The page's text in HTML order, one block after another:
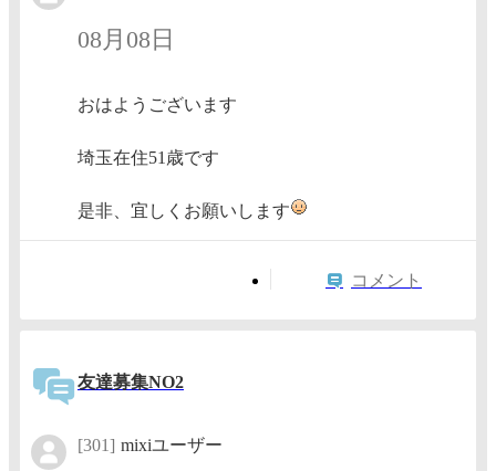
08月08日
おはようございます
埼玉在住51歳です
是非、宜しくお願いします
コメント
友達募集NO2
[301] mixiユーザー